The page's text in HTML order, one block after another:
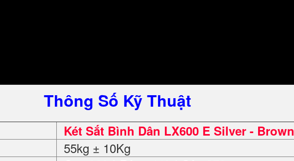
Thông Số Kỹ Thuật
Két Sắt Bình Dân LX600 E Silver - Brown
55kg ± 10Kg